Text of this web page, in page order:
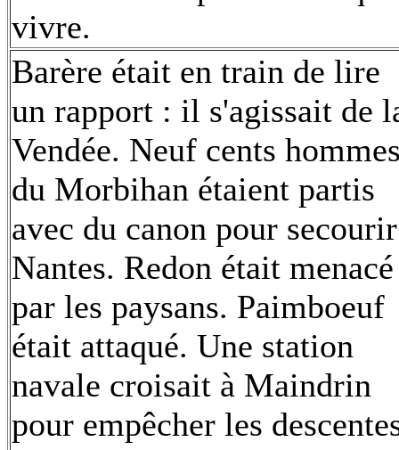
vivre.
Barère était en train de lire
un rapport : il s'agissait de
Vendée. Neuf cents
du Morbihan étaient partis
avec du canon pour secourir
Nantes. Redon était menacé
par les paysans. Paimboeuf
était attaqué. Une station
navale croisait à Maindrin
pour empêcher les